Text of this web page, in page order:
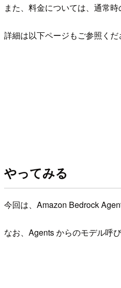
また、料金については、通常時
詳細は以下ページもご参照くだ
やってみる
今回は、Amazon Bedrock
なお、Agents からのモデル呼